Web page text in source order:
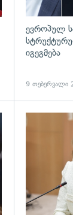
ევროპულ
იგეგმება
9 თებერვალი
გადახედვა